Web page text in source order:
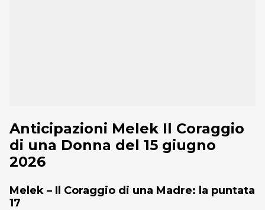
Anticipazioni Melek Il Coraggio
di una Donna del 15 giugno
2026
Melek – Il Coraggio di una Madre: la puntata
17